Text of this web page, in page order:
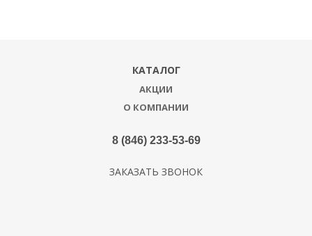
КАТАЛОГ
АКЦИИ
О КОМПАНИИ
8 (846) 233-53-69
ЗАКАЗАТЬ ЗВОНОК